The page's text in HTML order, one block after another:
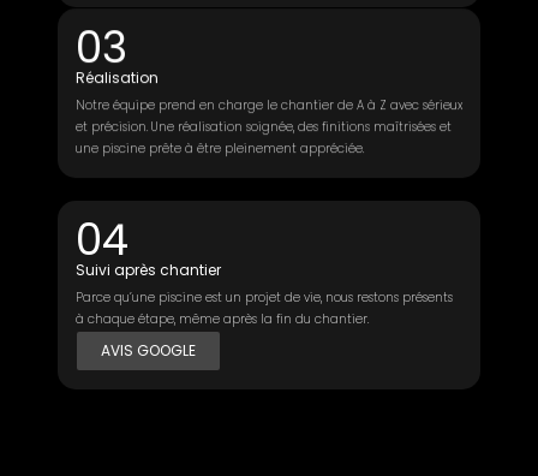
03
Réalisation
Notre équipe prend en charge le chantier de A à Z avec sérieux
et précision. Une réalisation soignée, des finitions maîtrisées et
une piscine prête à être pleinement appréciée.
04
Suivi après chantier
Parce qu’une piscine est un projet de vie, nous restons présents
à chaque étape, même après la fin du chantier.
AVIS GOOGLE